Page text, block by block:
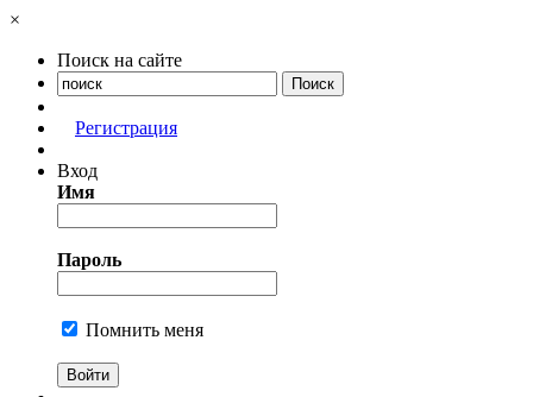
×
Поиск на сайте
Регистрация
Вход
Имя
Пароль
Помнить меня